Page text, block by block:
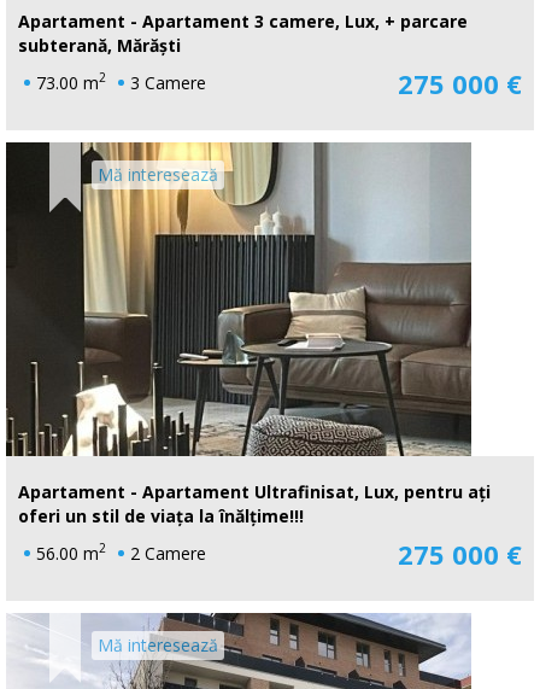
Apartament - Apartament 3 camere, Lux, + parcare
subterană, Mărăști
73.00 m2 3 Camere 275 000 €
Mă interesează
Apartament - Apartament Ultrafinisat, Lux, pentru ați
oferi un stil de viața la înălțime!!!
56.00 m2 2 Camere 275 000 €
Mă interesează